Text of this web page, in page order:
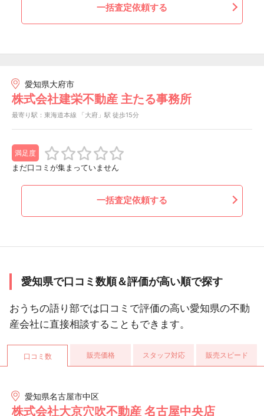
一括査定依頼する
愛知県大府市
株式会社建栄不動産 主たる事務所
最寄り駅：東海道本線 「大府」駅 徒歩15分
満足度
まだ口コミが集まっていません
一括査定依頼する
愛知県で口コミ数順＆評価が高い順で探す
おうちの語り部では口コミで評価の高い愛知県の不動
産会社に直接相談することもできます。
口コミ数 販売価格 スタッフ対応 販売スピード
愛知県名古屋市中区
株式会社大京穴吹不動産 名古屋中央店